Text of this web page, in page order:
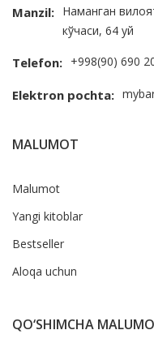
Manzil: Наманган
кўчаси, 64 уй
Telefon: +998(90) 690
Elektron pochta:
MALUMOT
Malumot
Yangi kitoblar
Bestseller
Aloqa uchun
QO‘SHIMCHA